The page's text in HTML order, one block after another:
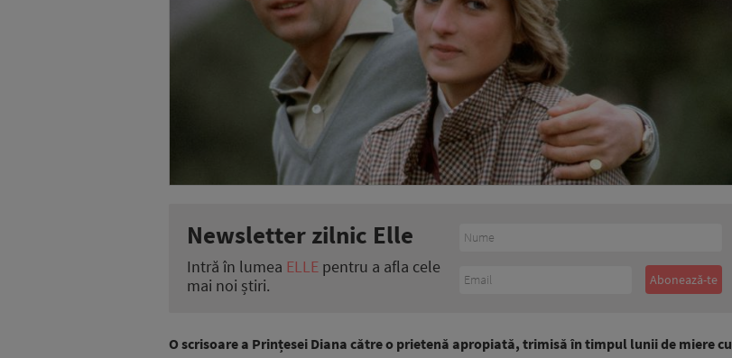
Newsletter zilnic Elle
Intră în lumea ELLE pentru a afla cele
mai noi știri.
O scrisoare a Prințesei Diana către o prietenă apropiată, trimisă în timpul lunii de miere cu